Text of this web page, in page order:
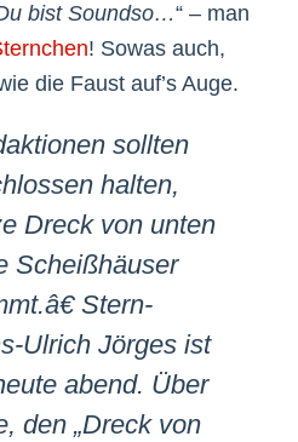
bist Soundso…“ – man
! Sowas auch,
die Faust auf’s Auge.
sollten
halten,
Dreck von unten
Scheißhäuser
Stern-
Ulrich Jörges ist
abend. Über
den „Dreck von